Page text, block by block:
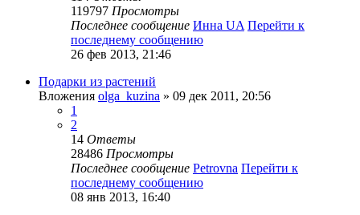
119797 Просмотры
Последнее сообщение Инна UA Перейти к
последнему сообщению
26 фев 2013, 21:46
Подарки из растений
Вложения olga_kuzina » 09 дек 2011, 20:56
1
2
14 Ответы
28486 Просмотры
Последнее сообщение Petrovna Перейти к
последнему сообщению
08 янв 2013, 16:40